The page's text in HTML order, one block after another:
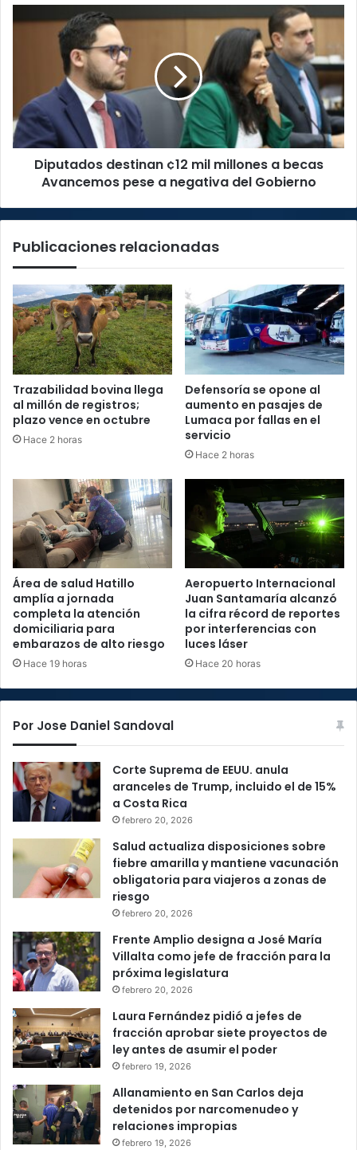
fiscal
becas
Avancemos
pese
negativa
Diputados destinan ¢12 mil millones a becas
Avancemos pese a negativa del Gobierno
Publicaciones relacionadas
Trazabilidad bovina llega
al millón de registros;
plazo vence en octubre
Hace 2 horas
Defensoría se opone al
aumento en pasajes de
Lumaca por fallas en el
servicio
Hace 2 horas
Área de salud Hatillo
amplía a jornada
completa la atención
domiciliaria para
embarazos de alto riesgo
Hace 19 horas
Aeropuerto Internacional
Juan Santamaría alcanzó
la cifra récord de reportes
por interferencias con
luces láser
Hace 20 horas
Por Jose Daniel Sandoval
Corte Suprema de EEUU. anula
aranceles de Trump, incluido el de 15%
a Costa Rica
febrero 20, 2026
Salud actualiza disposiciones sobre
fiebre amarilla y mantiene vacunación
obligatoria para viajeros a zonas de
riesgo
febrero 20, 2026
Frente Amplio designa a José María
Villalta como jefe de fracción para la
próxima legislatura
febrero 20, 2026
Laura Fernández pidió a jefes de
fracción aprobar siete proyectos de
ley antes de asumir el poder
febrero 19, 2026
Allanamiento en San Carlos deja
detenidos por narcomenudeo y
relaciones impropias
febrero 19, 2026